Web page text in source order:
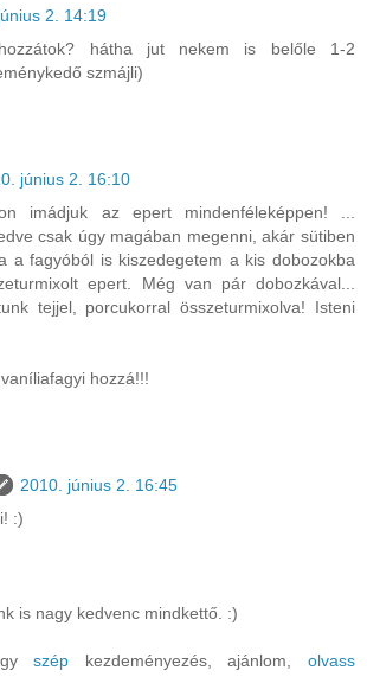
2. 14:19
hátha jut nekem is belőle 1-2
szmájli)
június 2. 16:10
imádjuk az epert mindenféleképpen! ...
csak úgy magában megenni, akár sütiben
a fagyóból is kiszedegetem a kis dobozokba
epert. Még van pár dobozkával...
tejjel, porcukorral összeturmixolva! Isteni
hozzá!!!
2010. június 2. 16:45
:)
is nagy kedvenc mindkettő. :)
szép kezdeményezés, ajánlom,olvass